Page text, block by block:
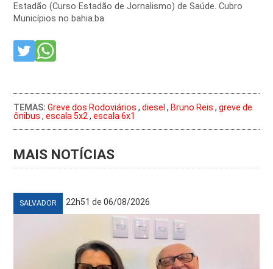
Estadão (Curso Estadão de Jornalismo) de Saúde. Cubro
Municípios no bahia.ba
TEMAS: Greve dos Rodoviários ,diesel , Bruno Reis ,greve de
ônibus ,escala 5x2,escala 6x1
MAIS NOTÍCIAS
SALVADOR 22h51 de 06/08/2026